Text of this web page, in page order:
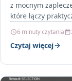
z mocnym
które łączy
6 minuty czytania
Czytaj więcej